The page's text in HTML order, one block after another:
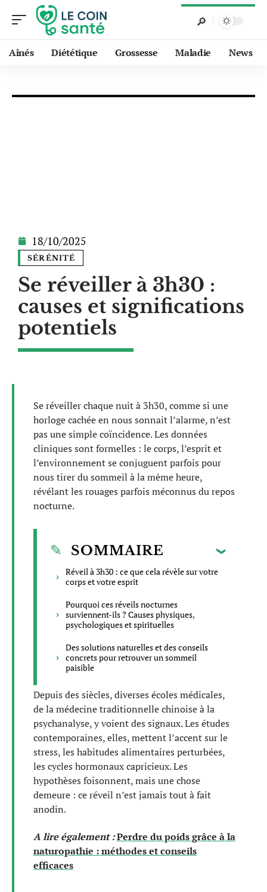
Aînés Diététique Grossesse Maladie News
18/10/2025
SÉRÉNITÉ
Se réveiller à 3h30 :
causes et significations
potentiels
Se réveiller chaque nuit à 3h30, comme si une
horloge cachée en nous sonnait l’alarme, n’est
pas une simple coïncidence. Les données
cliniques sont formelles : le corps, l’esprit et
l’environnement se conjuguent parfois pour
nous tirer du sommeil à la même heure,
révélant les rouages parfois méconnus du repos
nocturne.
SOMMAIRE
Réveil à 3h30 : ce que cela révèle sur votre
corps et votre esprit
Pourquoi ces réveils nocturnes
surviennent-ils ? Causes physiques,
psychologiques et spirituelles
Des solutions naturelles et des conseils
concrets pour retrouver un sommeil
paisible
Depuis des siècles, diverses écoles médicales,
de la médecine traditionnelle chinoise à la
psychanalyse, y voient des signaux. Les études
contemporaines, elles, mettent l’accent sur le
stress, les habitudes alimentaires perturbées,
les cycles hormonaux capricieux. Les
hypothèses foisonnent, mais une chose
demeure : ce réveil n’est jamais tout à fait
anodin.
A lire également :Perdre du poids grâce à la
naturopathie : méthodes et conseils
efficaces